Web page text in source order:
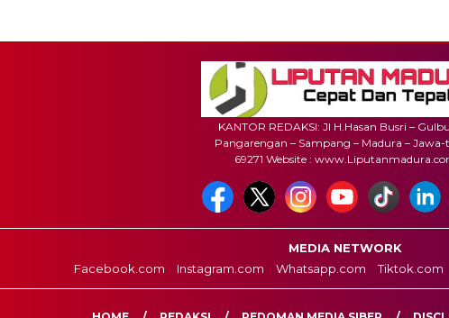
KANTOR REDAKSI: Jl H.Hasan Busri –
Pangarengan – Sampang – Madura –
69271 Website :
MEDIA NETWORK
Facebook.com
Instagram.com Whatsapp.com Tiktok.com